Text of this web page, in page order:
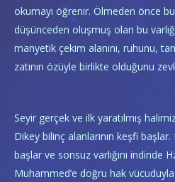
okumayı öğrenir. Ölmeden önce
düşünceden oluşmuş olan bu
manyetik çekim alanını, ruhunu,
zatının özüyle birlikte olduğunu
Seyir gerçek ve ilk yaratılmış
Dikey bilinç alanlarının keşfi
başlar ve sonsuz varlığını indinde
Muhammed’e doğru hak